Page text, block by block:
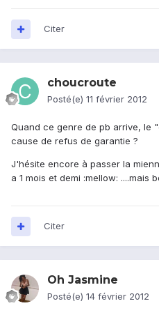
Citer
choucroute
Posté(e) 11 février 2012
Quand ce genre de pb arrive, le
cause de refus de garantie ?
J'hésite encore à passer la
a 1 mois et demi :mellow: ....mais
Citer
Oh Jasmine
Posté(e) 14 février 2012